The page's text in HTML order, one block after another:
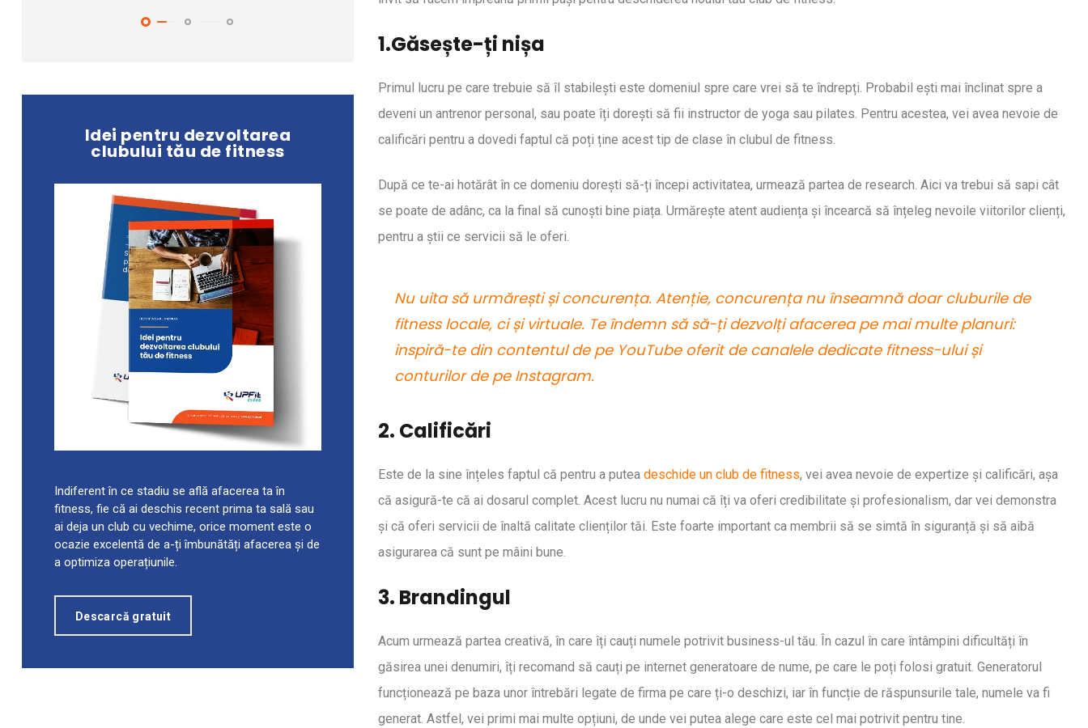
1.Găsește-ți nișa
Primul lucru pe care trebuie să îl stabilești este domeniul spre care vrei să te îndrepți. Probabil ești mai înclinat spre a
deveni un antrenor personal, sau poate îți dorești să fii instructor de yoga sau pilates. Pentru acestea, vei avea nevoie de
calificări pentru a dovedi faptul că poți ține acest tip de clase în clubul de fitness.
După ce te-ai hotărât în ce domeniu dorești să-ți începi activitatea, urmează partea de research. Aici va trebui să sapi cât
se poate de adânc, ca la final să cunoști bine piața. Urmărește atent audiența și încearcă să înțeleg nevoile viitorilor clienți,
pentru a știi ce servicii să le oferi.
Nu uita să urmărești și concurența. Atenție, concurența nu înseamnă doar cluburile de
fitness locale, ci și virtuale. Te îndemn să să-ți dezvolți afacerea pe mai multe planuri:
inspiră-te din contentul de pe YouTube oferit de canalele dedicate fitness-ului și
conturilor de pe Instagram.
2. Calificări
Este de la sine înțeles faptul că pentru a putea deschide un club de fitness, vei avea nevoie de expertize și calificări, așa
că asigură-te că ai dosarul complet. Acest lucru nu numai că îți va oferi credibilitate și profesionalism, dar vei demonstra
și că oferi servicii de înaltă calitate clienților tăi. Este foarte important ca membrii să se simtă în siguranță și să aibă
asigurarea că sunt pe mâini bune.
3. Brandingul
Acum urmează partea creativă, în care îți cauți numele potrivit business-ul tău. În cazul în care întâmpini dificultăți în
găsirea unei denumiri, îți recomand să cauți pe internet generatoare de nume, pe care le poți folosi gratuit. Generatorul
funcționează pe baza unor întrebări legate de firma pe care ți-o deschizi, iar în funcție de răspunsurile tale, numele va fi
generat. Astfel, vei primi mai multe opțiuni, de unde vei putea alege care este cel mai potrivit pentru tine.
Idei pentru dezvoltarea
clubului tău de fitness
Indiferent în ce stadiu se află afacerea ta în
fitness, fie că ai deschis recent prima ta sală sau
ai deja un club cu vechime, orice moment este o
ocazie excelentă de a-ți îmbunătăți afacerea și de
a optimiza operațiunile.
Descarcă gratuit